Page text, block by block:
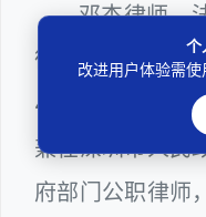
邓杰律师，
衡（深圳）律师
兼任深圳市人民
府部门公职律师
个
改进用户体验需使